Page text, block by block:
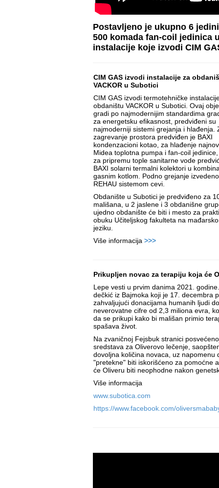
Postavljeno je ukupno 6
500 komada fan-coil jedinica
instalacije koje izvodi CIM
CIM GAS izvodi instalacije za
VACKOR u Subotici
CIM GAS izvodi termotehničke
obdaništu VACKOR u Subotici. Ovaj
gradi po najmodernijim standardima
za energetsku efikasnost, predviđeni su
najmoderniji sistemi grejanja i hlađenja.
zagrevanje prostora predviđen je BAXI
kondenzacioni kotao, za hlađenje
Midea toplotna pumpa i fan-coil
za pripremu tople sanitarne vode
BAXI solarni termalni kolektori u
gasnim kotlom. Podno grejanje
REHAU sistemom cevi.
Obdanište u Subotici je predviđeno za
mališana, u 2 jaslene i 3 obdanišne
ujedno obdanište će biti i mesto za
obuku Učiteljskog fakulteta na
jeziku.
Više informacija >>>
Prikupljen novac za terapiju koja će
Lepe vesti u prvim danima 2021.
dečkić iz Bajmoka koji je 17. decembra
zahvaljujući donacijama humanih ljudi
neverovatne cifre od 2,3 miliona evra,
da se prikupi kako bi mališan primio
spašava život.
Na zvaničnoj Fejsbuk stranici
sredstava za Oliverovo lečenje,
dovoljna količina novaca, uz napomenu
"pretekne" biti iskorišćeno za pomoćne
će Oliveru biti neophodne nakon
Više informacija
www.subotica.com
https://www.facebook.com/